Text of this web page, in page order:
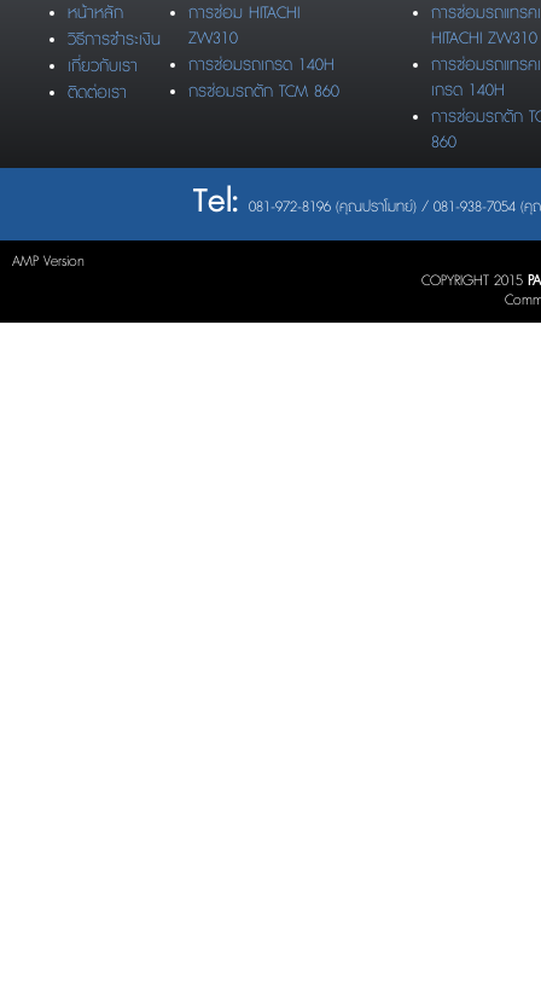
หน้าหลัก
วิธีการชำระเงิน
เกี่ยวกับเรา
ติดต่อเรา
การซ่อม HITACHI
ZW310
การซ่อมรถเกรด 140H
กรซ่อมรถตัก TCM 860
การซ่อมรถแทรค
HITACHI ZW310
การซ่อมรถแทรค
เกรด 140H
การซ่อมรถตัก
860
Tel: 081-972-8196 (คุณปราโมทย์) / 081-938-7054
AMP Version
COPYRIGHT 2015